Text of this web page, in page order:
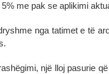
me pak se aplikimi
nga tatimet e të
një lloj pasurie